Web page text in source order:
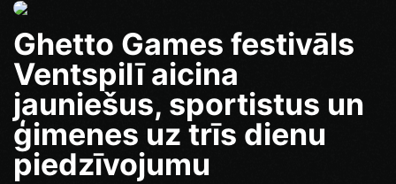
Ghetto Games festivāls
Ventspilī aicina
jauniešus, sportistus un
ģimenes uz trīs dienu
piedzīvojumu